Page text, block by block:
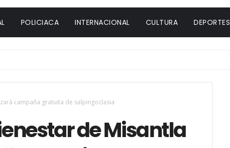
POLICIACA INTERNACIONAL CULTURA DEPORTES
campaña gratuita de salpingoclasia
de Misantla